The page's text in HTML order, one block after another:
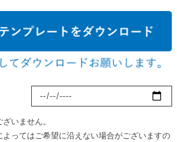
いません。
ってはご希望に沿えない場合がございますの